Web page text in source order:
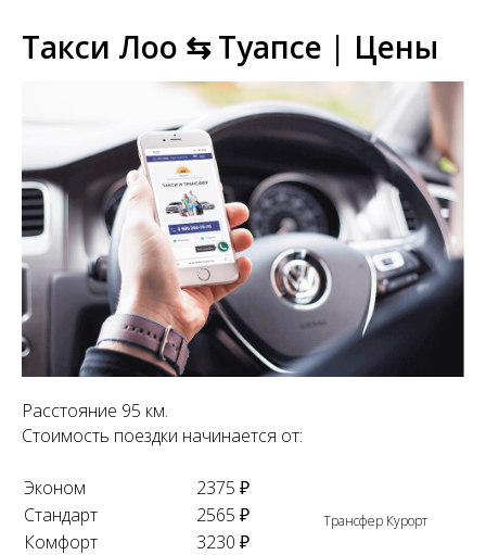
Такси Лоо ⇆ Туапсе | Цены
Расстояние 95 км.
Стоимость поездки начинается от:
Эконом
2375 ₽
Стандарт
2565 ₽
Комфорт
3230 ₽
Трансфер Курорт